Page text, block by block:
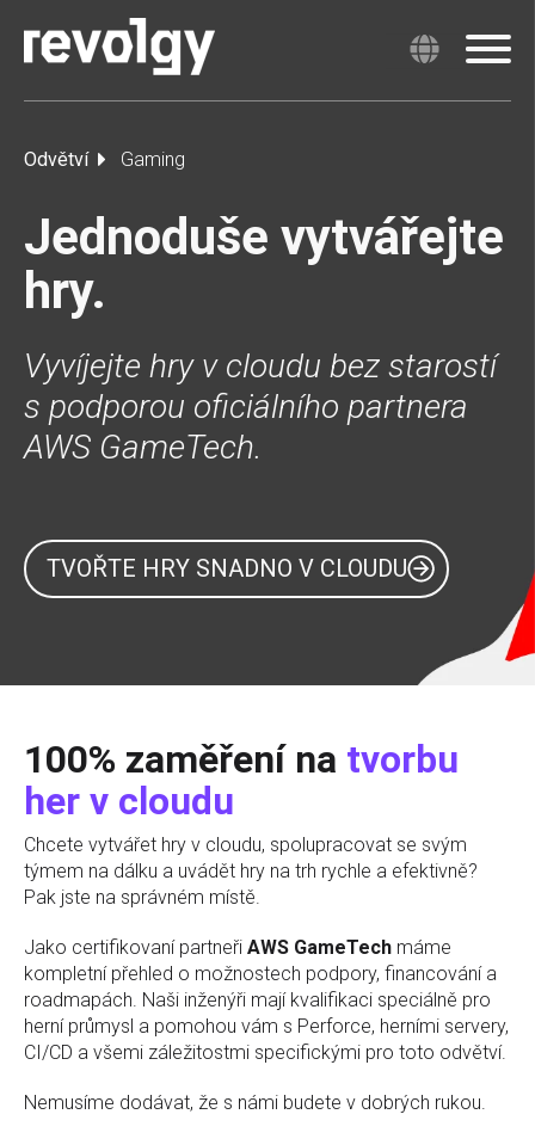
Odvětví Gaming
Jednoduše vytvářejte
hry.
Vyvíjejte hry v cloudu bez starostí
s podporou oficiálního partnera
AWS GameTech.
TVOŘTE HRY SNADNO V CLOUDU
100% zaměření na tvorbu
her v cloudu
Chcete vytvářet hry v cloudu, spolupracovat se svým
týmem na dálku a uvádět hry na trh rychle a efektivně?
Pak jste na správném místě.
Jako certifikovaní partneři AWS GameTech máme
kompletní přehled o možnostech podpory, financování a
roadmapách. Naši inženýři mají kvalifikaci speciálně pro
herní průmysl a pomohou vám s Perforce, herními servery,
CI/CD a všemi záležitostmi specifickými pro toto odvětví.
Nemusíme dodávat, že s námi budete v dobrých rukou.